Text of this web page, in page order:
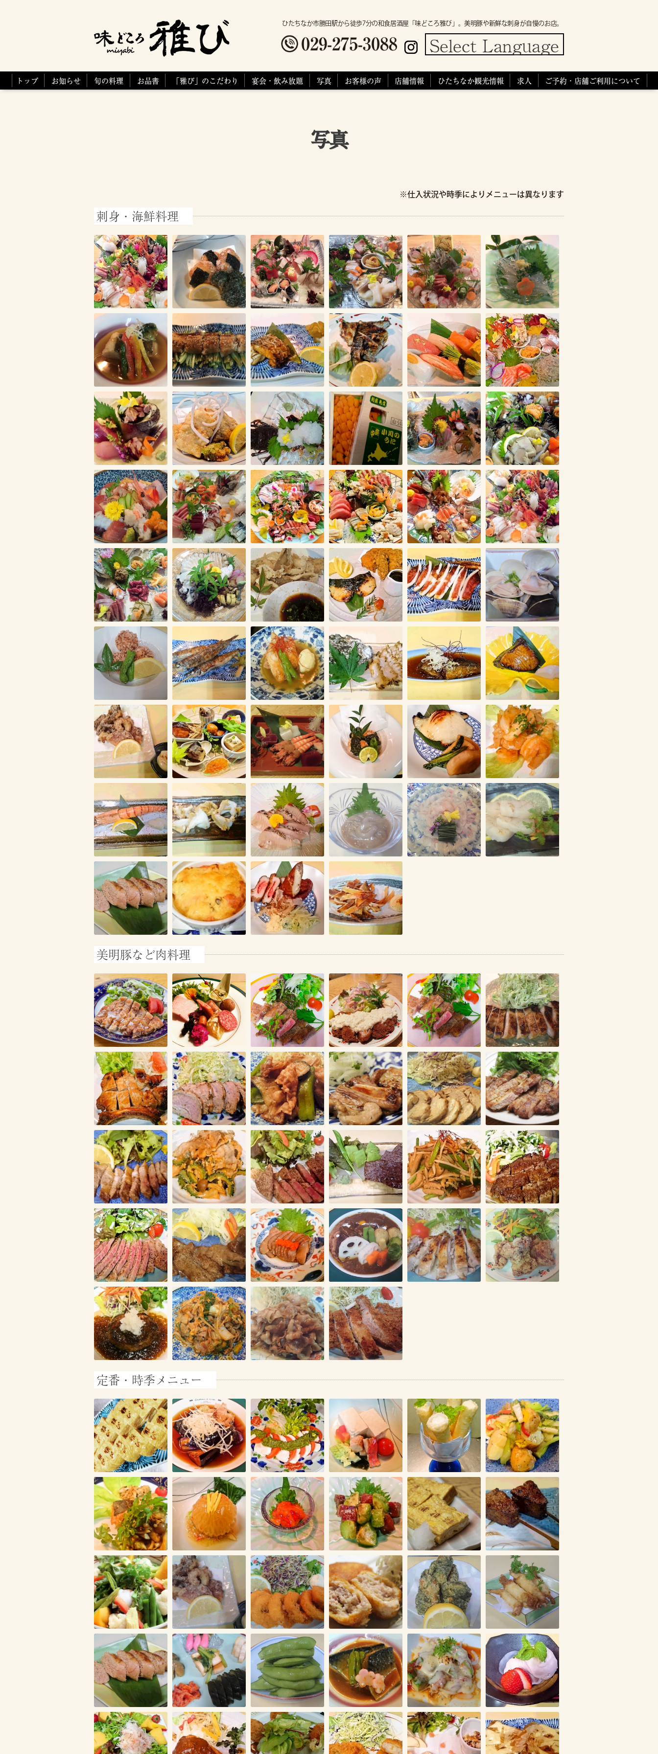
ひたちなか市勝田駅から徒歩7分の和食居酒屋「味どころ雅び」。美明豚や新鮮な刺身が自慢のお店。
Select Language
トップ お知らせ 旬の料理 お品書 「雅び」のこだわり 宴会・飲み放題 写真 お客様の声 店舗情報 ひたちなか観光情報 求人 ご予約・店舗ご利用について
写真
※仕入状況や時季によりメニューは異なります
刺身・海鮮料理
美明豚など肉料理
定番・時季メニュー